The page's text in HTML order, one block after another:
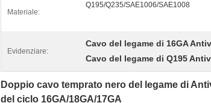
Materiale:
Q195/Q235/SAE1006/SAE1008
Evidenziare:
Cavo del legame di 16GA
Cavo del legame di Q195
Doppio cavo temprato nero del legame di
del ciclo 16GA/18GA/17GA